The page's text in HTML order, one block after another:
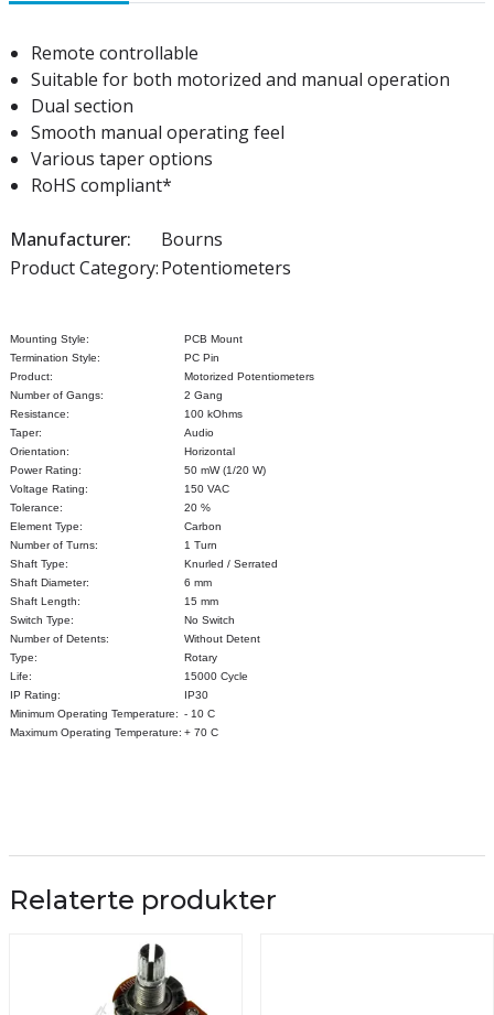
Remote controllable
Suitable for both motorized and manual operation
Dual section
Smooth manual operating feel
Various taper options
RoHS compliant*
Manufacturer:
Bourns
Product Category:Potentiometers
Mounting Style:
PCB Mount
Termination Style:
PC Pin
Product:
Motorized Potentiometers
Number of Gangs:
2 Gang
Resistance:
100 kOhms
Taper:
Audio
Orientation:
Horizontal
Power Rating:
50 mW (1/20 W)
Voltage Rating:
150 VAC
Tolerance:
20 %
Element Type:
Carbon
Number of Turns:
1 Turn
Shaft Type:
Knurled / Serrated
Shaft Diameter:
6 mm
Shaft Length:
15 mm
Switch Type:
No Switch
Number of Detents:
Without Detent
Type:
Rotary
Life:
15000 Cycle
IP Rating:
IP30
Minimum Operating Temperature: - 10 C
Maximum Operating Temperature: + 70 C
Relaterte produkter